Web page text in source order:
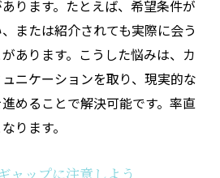
ります。たとえば、希望条件が
または紹介されても実際に会う
あります。こうした悩みは、カ
ニケーションを取り、現実的な
めることで解決可能です。率直
ります。
ャップに注意しよう